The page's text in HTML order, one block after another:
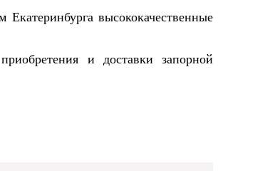
высококачественные
и доставки запорной